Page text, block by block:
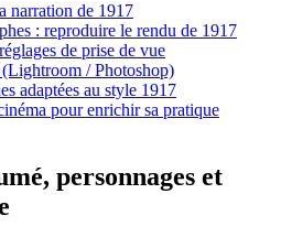
narration de 1917
: reproduire le rendu de 1917
de prise de vue
/ Photoshop)
adaptées au style 1917
pour enrichir sa pratique
personnages et